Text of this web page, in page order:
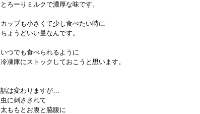
とろーりミルクで濃厚な味です。
カップも小さくて少し食べたい時に
ちょうどいい量なんです。
いつでも食べられるように
冷凍庫にストックしておこうと思います。
話は変わりますが…
虫に刺さされて
太ももとお腹と脇腹に